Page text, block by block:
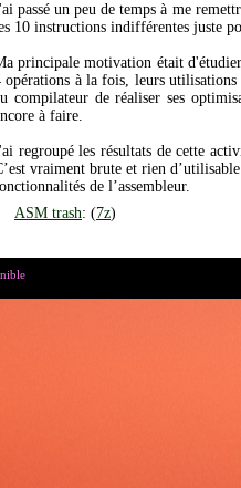
passé un peu de temps à me
10 instructions indifférentes juste
principale motivation était
opérations à la fois, leurs
compilateur de réaliser ses
à faire.
regroupé les résultats de cette
vraiment brute et rien
de l’assembleur.
ASM trash: (7z)